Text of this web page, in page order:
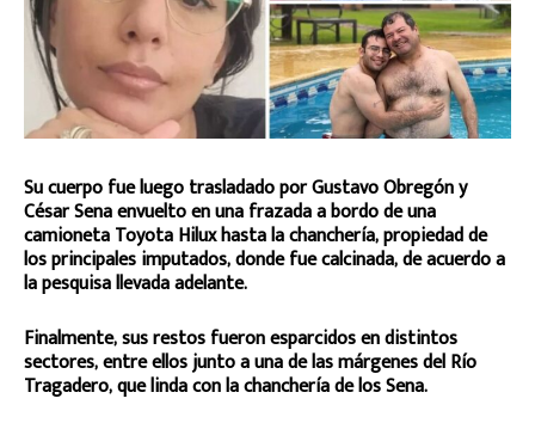
Su cuerpo fue luego trasladado por Gustavo Obregón y
César Sena envuelto en una frazada a bordo de una
camioneta Toyota Hilux hasta la chanchería, propiedad de
los principales imputados, donde fue calcinada, de acuerdo a
la pesquisa llevada adelante.
Finalmente, sus restos fueron esparcidos en distintos
sectores, entre ellos junto a una de las márgenes del Río
Tragadero, que linda con la chanchería de los Sena.